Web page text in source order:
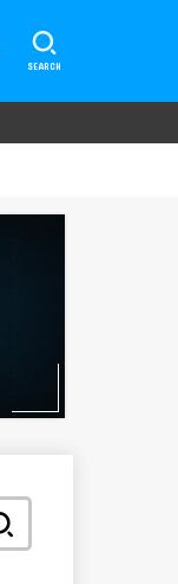
SEARCH